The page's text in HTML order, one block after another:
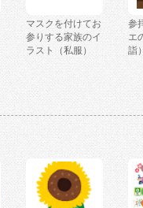
マスクを付けてお
参りする家族のイ
ラスト（私服）
参
エ
詣）